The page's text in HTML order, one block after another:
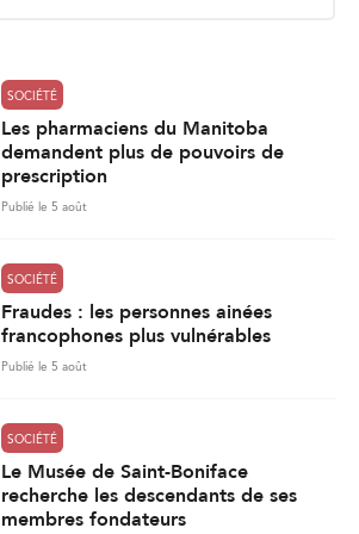
SOCIÉTÉ
Les pharmaciens du Manitoba
demandent plus de pouvoirs de
prescription
Publié le 5 août
SOCIÉTÉ
Fraudes : les personnes ainées
francophones plus vulnérables
Publié le 5 août
SOCIÉTÉ
Le Musée de Saint-Boniface
recherche les descendants de ses
membres fondateurs